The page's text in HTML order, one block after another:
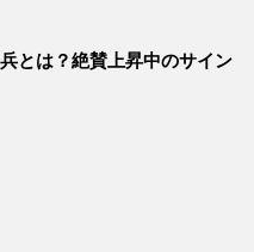
とは？絶賛上昇中のサイン